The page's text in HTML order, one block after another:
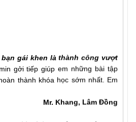
gởi tiếp giúp em những bài tập
thành khóa học sớm nhất. Em